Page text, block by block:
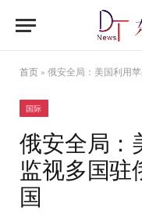
首页 » 俄安全局：美国利用
国际
俄安全局：
监视多国驻
国